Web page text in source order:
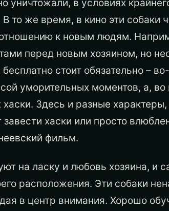
уничтожали, в условиях
то же время, в кино эти собаки
к новым людям.
перед новым хозяином, но
стоит обязательно –
уморительных моментов, а, во
Здесь и разные
хаски или просто
фильм.
на ласку и любовь хозяина, и
расположения. Эти собаки
в центр внимания. Хорошо